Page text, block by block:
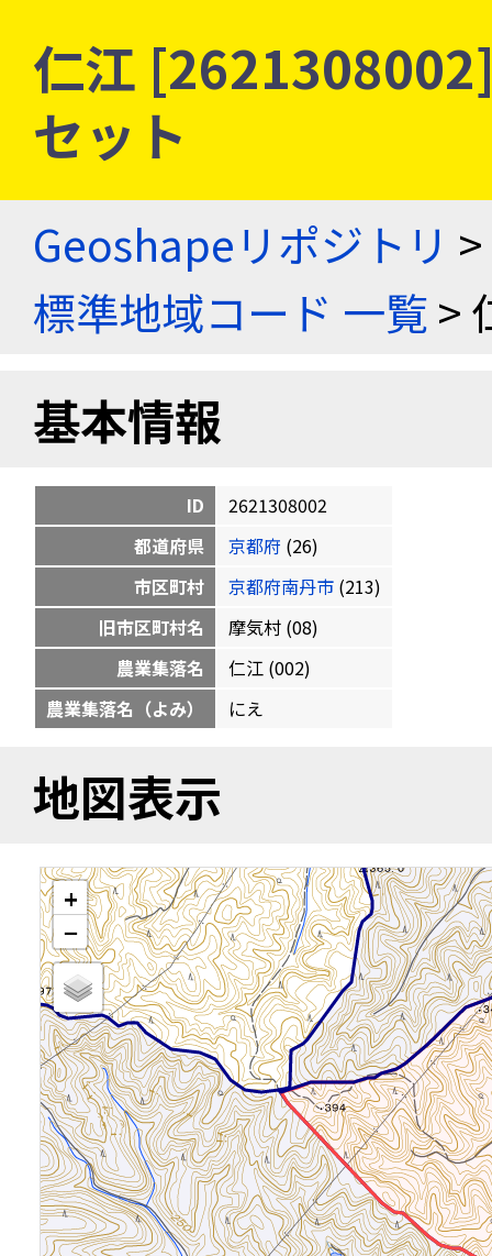
仁江
セット
Geoshapeリポジトリ >
標準地域コード 一覧>
基本情報
ID
2621308002
都道府県
京都府 (26)
市区町村
京都府南丹市 (213)
旧市区町村名
摩気村 (08)
農業集落名
仁江 (002)
農業集落名（よみ）
にえ
地図表示
+
−